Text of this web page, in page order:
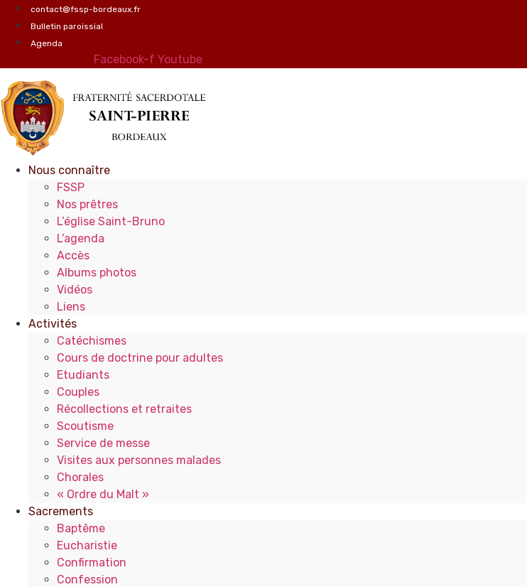
Aller
contenu
contact@fssp-bordeaux.fr
Bulletin paroissial
Agenda
Facebook-f Youtube
Nous connaître
FSSP
Nos prêtres
L’église Saint-Bruno
L’agenda
Accès
Albums photos
Vidéos
Liens
Activités
Catéchismes
Cours de doctrine pour adultes
Etudiants
Couples
Récollections et retraites
Scoutisme
Service de messe
Visites aux personnes malades
Chorales
« Ordre du Malt »
Sacrements
Baptême
Eucharistie
Confirmation
Confession